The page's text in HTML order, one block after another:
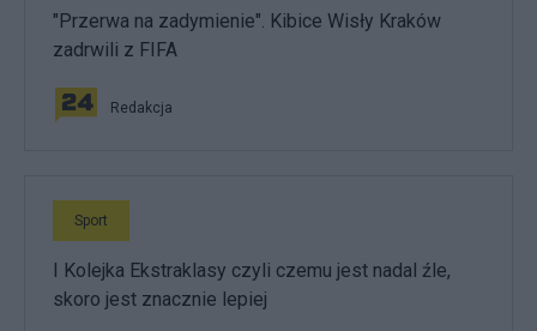
"Przerwa na zadymienie". Kibice Wisły Kraków
zadrwili z FIFA
Redakcja
Sport
I Kolejka Ekstraklasy czyli czemu jest nadal źle,
skoro jest znacznie lepiej